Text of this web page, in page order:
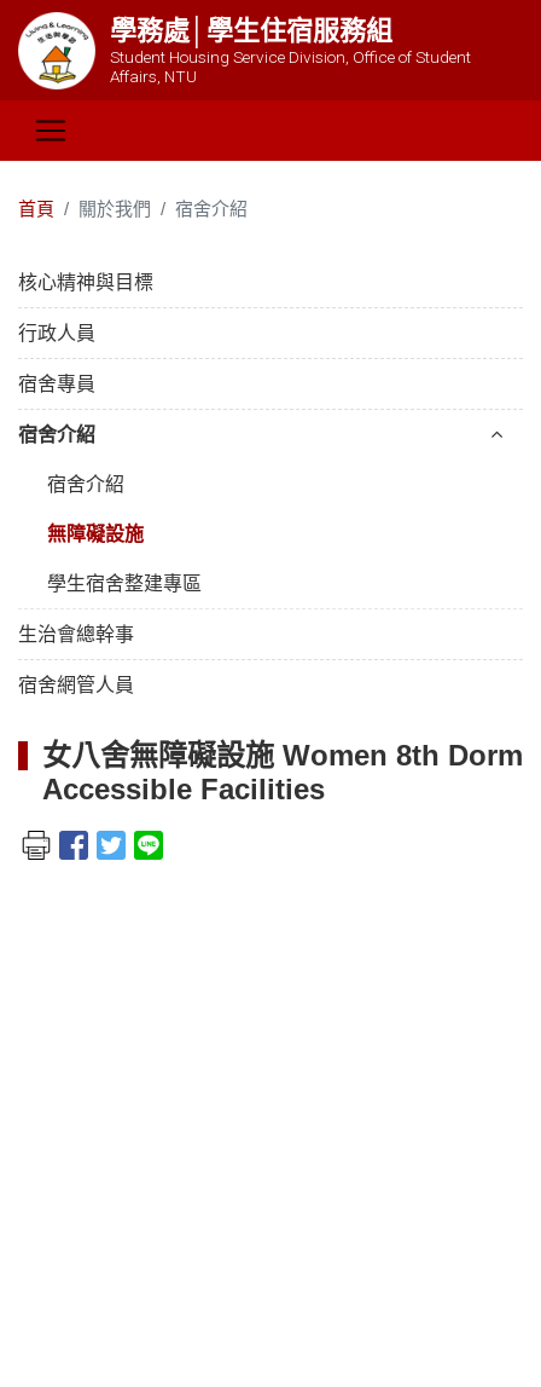
學務處│學生住宿服務組
Student Housing Service Division, Office of Student
Affairs, NTU
首頁 關於我們 宿舍介紹
核心精神與目標
行政人員
宿舍專員
宿舍介紹
宿舍介紹
無障礙設施
學生宿舍整建專區
生治會總幹事
宿舍網管人員
女八舍無障礙設施 Women 8th Dorm
Accessible Facilities